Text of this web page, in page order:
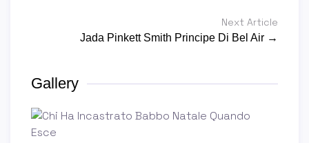
Next Article
Jada Pinkett Smith Principe Di Bel Air →
Gallery